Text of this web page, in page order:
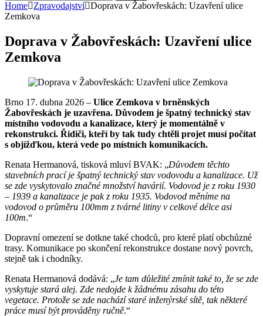
Home
Zpravodajství Doprava v Žabovřeskách: Uzavření ulice
Zemkova
Doprava v Žabovřeskách: Uzavření ulice
Zemkova
Brno 17. dubna 2026 – Ulice Zemkova v brněnských
Žabovřeskách je uzavřena. Důvodem je špatný technický stav
místního vodovodu a kanalizace, který je momentálně v
rekonstrukci. Řidiči, kteří by tak tudy chtěli projet musí počítat
s objížďkou, která vede po místních komunikacích.
Renata Hermanová, tisková mluví BVAK: „Důvodem těchto
stavebních prací je špatný technický stav vodovodu a kanalizace. Už
se zde vyskytovalo značné množství havárií. Vodovod je z roku 1930
– 1939 a kanalizace je pak z roku 1935. Vodovod měníme na
vodovod o průměru 100mm z tvárné litiny v celkové délce asi
100m.“
Dopravní omezení se dotkne také chodců, pro které platí obchůzné
trasy. Komunikace po skončení rekonstrukce dostane nový povrch,
stejně tak i chodníky.
Renata Hermanová dodává: „Je tam důležité zmínit také to, že se zde
vyskytuje stará alej. Zde nedojde k žádnému zásahu do této
vegetace. Protože se zde nachází staré inženýrské sítě, tak některé
práce musí být prováděny ručně.“